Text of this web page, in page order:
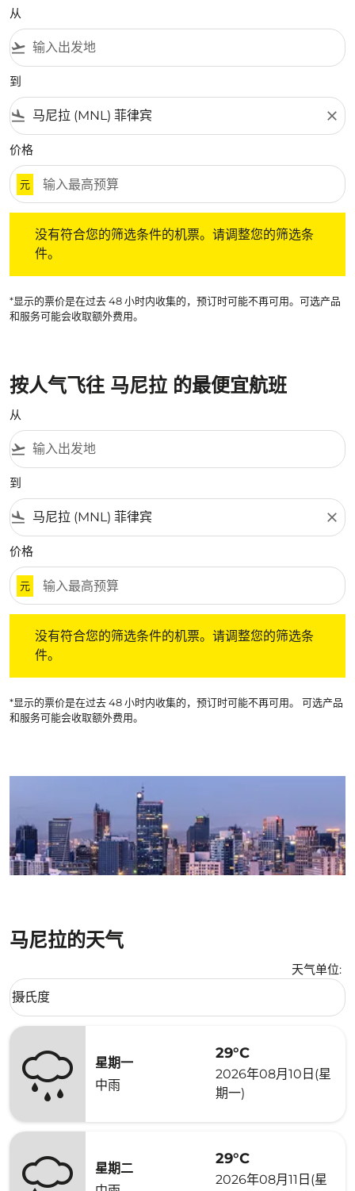
从
flight_takeoff
到
flight_land close
价格
元
没有符合您的筛选条件的机票。请调整您的筛选条
件。
*显示的票价是在过去 48 小时内收集的，预订时可能不再可用。可选产品
和服务可能会收取额外费用。
按人气飞往 马尼拉 的最便宜航班
从
flight_takeoff
到
flight_land close
价格
元
没有符合您的筛选条件的机票。请调整您的筛选条
件。
*显示的票价是在过去 48 小时内收集的，预订时可能不再可用。 可选产品
和服务可能会收取额外费用。
马尼拉的天气
天气单位:
Weather unit option 摄氏度 Selected
摄氏度
keyboard_arrow_down
星期一
中雨
29°C
2026年08月10日(星
期一)
星期二
29°C
2026年08月11日(星